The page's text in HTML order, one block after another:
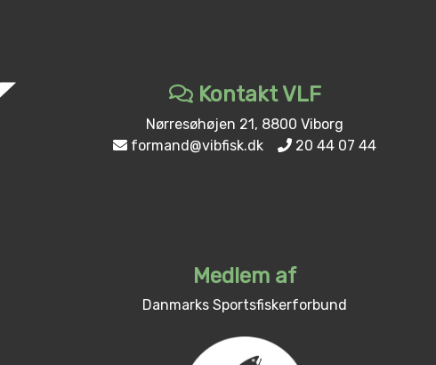
Kontakt VLF
Nørresøhøjen 21, 8800 Viborg
formand@vibfisk.dk
20 44 07 44
Medlem af
Danmarks Sportsfiskerforbund